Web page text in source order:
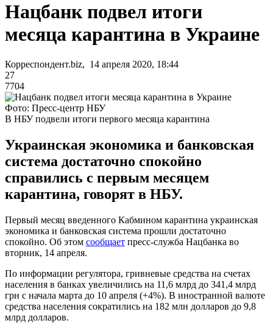
Нацбанк подвел итоги
месяца карантина в Украине
Корреспондент.biz, 14 апреля 2020, 18:44
27
7704
Фото: Пресс-центр НБУ
В НБУ подвели итоги первого месяца карантина
Украинская экономика и банковская
система достаточно спокойно
справились с первым месяцем
карантина, говорят в НБУ.
Первый месяц введенного Кабмином карантина украинская
экономика и банковская система прошли достаточно
спокойно. Об этом сообщает пресс-служба Нацбанка во
вторник, 14 апреля.
По информации регулятора, гривневые средства на счетах
населения в банках увеличились на 11,6 млрд до 341,4 млрд
грн с начала марта до 10 апреля (+4%). В иностранной валюте
средства населения сократились на 182 млн долларов до 9,8
млрд долларов.